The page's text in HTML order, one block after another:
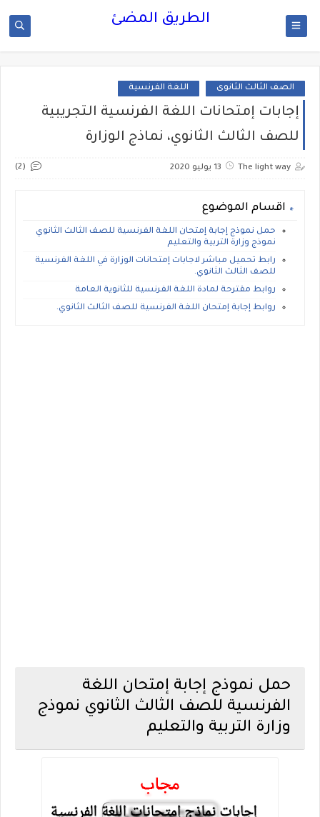
الطريق المضئ
الصف الثالث الثانوى اللغة الفرنسية
إجابات إمتحانات اللغة الفرنسية التجريبية
للصف الثالث الثانوي، نماذج الوزارة
The light way 13 يوليو 2020 (2)
اقسام الموضوع
حمل نموذج إجابة إمتحان اللغة الفرنسية للصف الثالث الثانوي
نموذج وزارة التربية والتعليم
رابط تحميل مباشر لاجابات إمتحانات الوزارة في اللغة الفرنسية
للصف الثالث الثانوي.
روابط مقترحة لمادة اللغة الفرنسية للثانوية العامة
روابط إجابة إمتحان اللغة الفرنسية للصف الثالث الثانوي.
حمل نموذج إجابة إمتحان اللغة
الفرنسية للصف الثالث الثانوي نموذج
وزارة التربية والتعليم